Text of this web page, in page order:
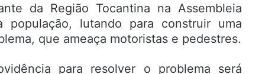
da Região Tocantina na Assembleia
lutando para construir uma
que ameaça motoristas e pedestres.
para resolver o problema será